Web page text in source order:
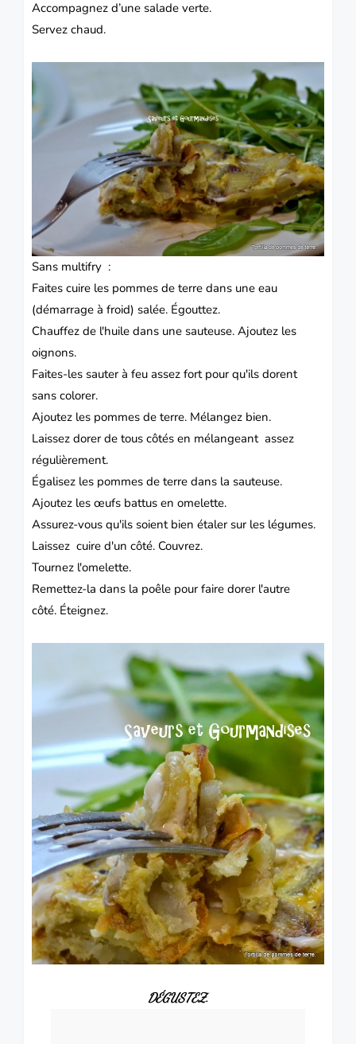
Accompagnez d’une salade verte.
Servez chaud.
Sans multifry :
Faites cuire les pommes de terre dans une eau
(démarrage à froid) salée. Égouttez.
Chauffez de l'huile dans une sauteuse. Ajoutez les
oignons.
Faites-les sauter à feu assez fort pour qu'ils dorent
sans colorer.
Ajoutez les pommes de terre. Mélangez bien.
Laissez dorer de tous côtés en mélangeant assez
régulièrement.
Égalisez les pommes de terre dans la sauteuse.
Ajoutez les œufs battus en omelette.
Assurez-vous qu'ils soient bien étaler sur les légumes.
Laissez cuire d'un côté. Couvrez.
Tournez l'omelette.
Remettez-la dans la poêle pour faire dorer l'autre
côté. Éteignez.
DÉGUSTEZ.